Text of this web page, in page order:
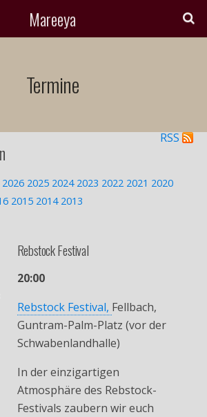
Mareeya
Termine
RSS
2026 2025 2024 2023 2022 2021 2020
2015 2014 2013
Rebstock Festival
20:00
Rebstock Festival, Fellbach,
Guntram-Palm-Platz (vor der
Schwabenlandhalle)
In der einzigartigen
Atmosphäre des Rebstock-
Festivals zaubern wir euch